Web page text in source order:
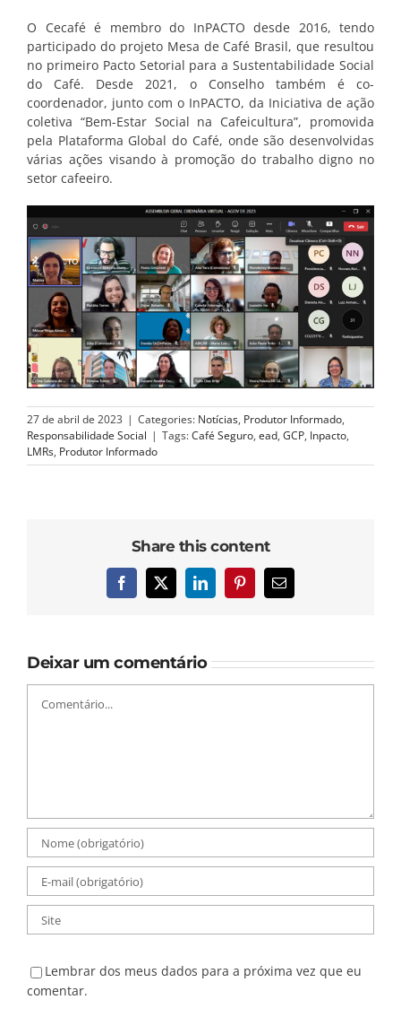
O Cecafé é membro do InPACTO desde 2016, tendo
participado do projeto Mesa de Café Brasil, que resultou
no primeiro Pacto Setorial para a Sustentabilidade Social
do Café. Desde 2021, o Conselho também é co-
coordenador, junto com o InPACTO, da Iniciativa de ação
coletiva “Bem-Estar Social na Cafeicultura”, promovida
pela Plataforma Global do Café, onde são desenvolvidas
várias ações visando à promoção do trabalho digno no
setor cafeeiro.
27 de abril de 2023 | Categories: Notícias, Produtor Informado,
Responsabilidade Social | Tags:Café Seguro, ead, GCP, Inpacto,
LMRs, Produtor Informado
Share this content
Facebook
X LinkedInPinterest
E-
Deixar um comentário
Lembrar dos meus dados para a próxima vez que eu
comentar.